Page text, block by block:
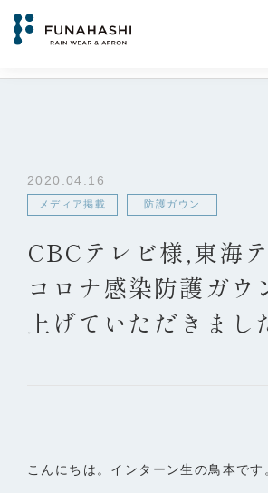
TOP
CBCテレビ様,東海テレビ様にコロナ感染防護
2020.04.16
メディア掲載 防護ガウン
CBCテレビ様,東海
コロナ感染防護ガウ
上げていただきまし
こんにちは。インターン生の鳥本です